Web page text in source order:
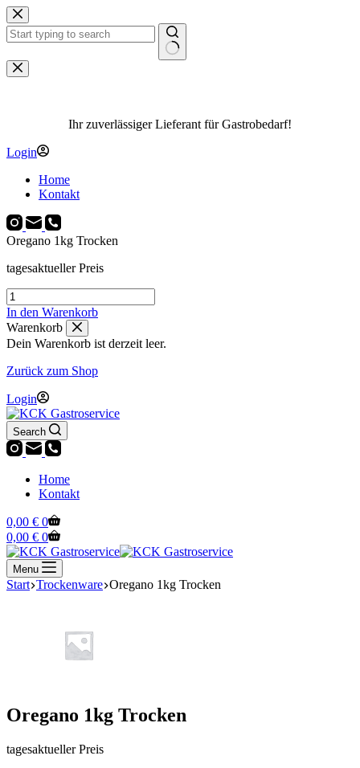
Zum
Inhalt
springen
Keine
Ergebnisse
Ihr zuverlässiger Lieferant für Gastrobedarf!
Login
Home
Kontakt
Oregano 1kg Trocken
tagesaktueller Preis
Oregano
1kg
Trocken
Menge
In den Warenkorb
Warenkorb
Dein Warenkorb ist derzeit leer.
Zurück zum Shop
Login
Search
Home
Kontakt
Warenkorb
0,00 € 0
Warenkorb
0,00 € 0
Menu
Start Trockenware Oregano 1kg Trocken
Oregano 1kg Trocken
tagesaktueller Preis